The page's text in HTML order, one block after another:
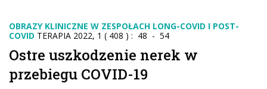
OBRAZY KLINICZNE W ZESPOŁACH LONG-COVID I POST-
COVID TERAPIA 2022, 1 ( 408 ) : 48 - 54
Ostre uszkodzenie nerek w
przebiegu COVID-19